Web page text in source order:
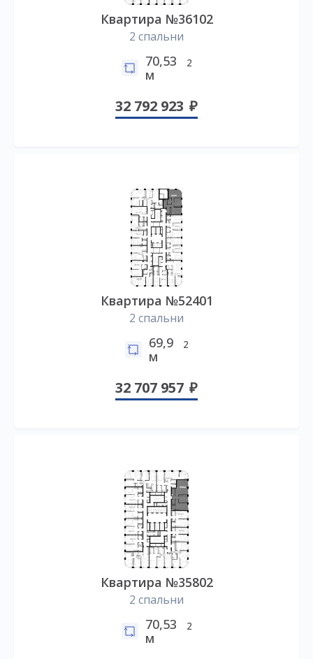
Квартира №36102
2 спальни
70,53
м
2
32 792 923
Квартира №52401
2 спальни
69,9
м
2
32 707 957
Квартира №35802
2 спальни
70,53
м
2